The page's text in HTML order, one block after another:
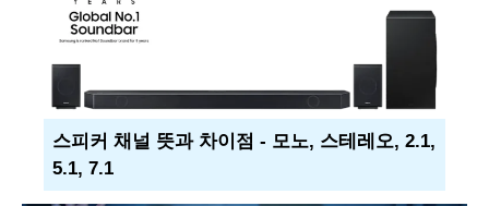
스피커 채널 뜻과 차이점 - 모노, 스테레오, 2.1,
5.1, 7.1